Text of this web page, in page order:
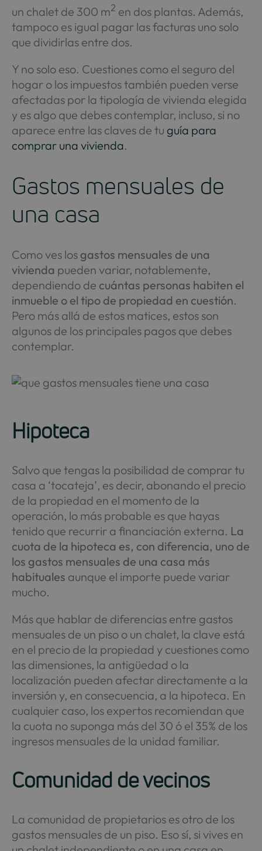
un chalet de 300 m2 en dos plantas. Además,
tampoco es igual pagar las facturas uno solo
que dividirlas entre dos.
Y no solo eso. Cuestiones como el seguro del
hogar o los impuestos también pueden verse
afectadas por la tipología de vivienda elegida
y es algo que debes contemplar, incluso, si no
aparece entre las claves de tu guía para
comprar una vivienda.
Gastos mensuales de
una casa
Como ves los gastos mensuales de una
vivienda pueden variar, notablemente,
dependiendo de cuántas personas habiten el
inmueble o el tipo de propiedad en cuestión.
Pero más allá de estos matices, estos son
algunos de los principales pagos que debes
contemplar.
Hipoteca
Salvo que tengas la posibilidad de comprar tu
casa a ‘tocateja’, es decir, abonando el precio
de la propiedad en el momento de la
operación, lo más probable es que hayas
tenido que recurrir a financiación externa. La
cuota de la hipoteca es, con diferencia, uno de
los gastos mensuales de una casa más
habituales aunque el importe puede variar
mucho.
Más que hablar de diferencias entre gastos
mensuales de un piso o un chalet, la clave está
en el precio de la propiedad y cuestiones como
las dimensiones, la antigüedad o la
localización pueden afectar directamente a la
inversión y, en consecuencia, a la hipoteca. En
cualquier caso, los expertos recomiendan que
la cuota no suponga más del 30 ó el 35% de los
ingresos mensuales de la unidad familiar.
Comunidad de vecinos
La comunidad de propietarios es otro de los
gastos mensuales de un piso. Eso sí, si vives en